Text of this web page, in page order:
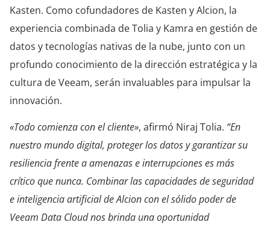
Kasten. Como cofundadores de Kasten y Alcion, la
experiencia combinada de Tolia y Kamra en gestión de
datos y tecnologías nativas de la nube, junto con un
profundo conocimiento de la dirección estratégica y la
cultura de Veeam, serán invaluables para impulsar la
innovación.
«Todo comienza con el cliente», afirmó Niraj Tolia. “En
nuestro mundo digital, proteger los datos y garantizar su
resiliencia frente a amenazas e interrupciones es más
crítico que nunca. Combinar las capacidades de seguridad
e inteligencia artificial de Alcion con el sólido poder de
Veeam Data Cloud nos brinda una oportunidad